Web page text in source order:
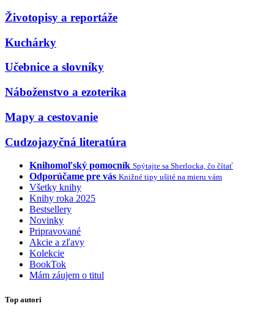
Životopisy a reportáže
Kuchárky
Učebnice a slovníky
Náboženstvo a ezoterika
Mapy a cestovanie
Cudzojazyčná literatúra
Knihomoľský pomocník Spýtajte sa Sherlocka, čo čítať
Odporúčame pre vás Knižné tipy ušité na mieru vám
Všetky knihy
Knihy roka 2025
Bestsellery
Novinky
Pripravované
Akcie a zľavy
Kolekcie
BookTok
Mám záujem o titul
Top autori